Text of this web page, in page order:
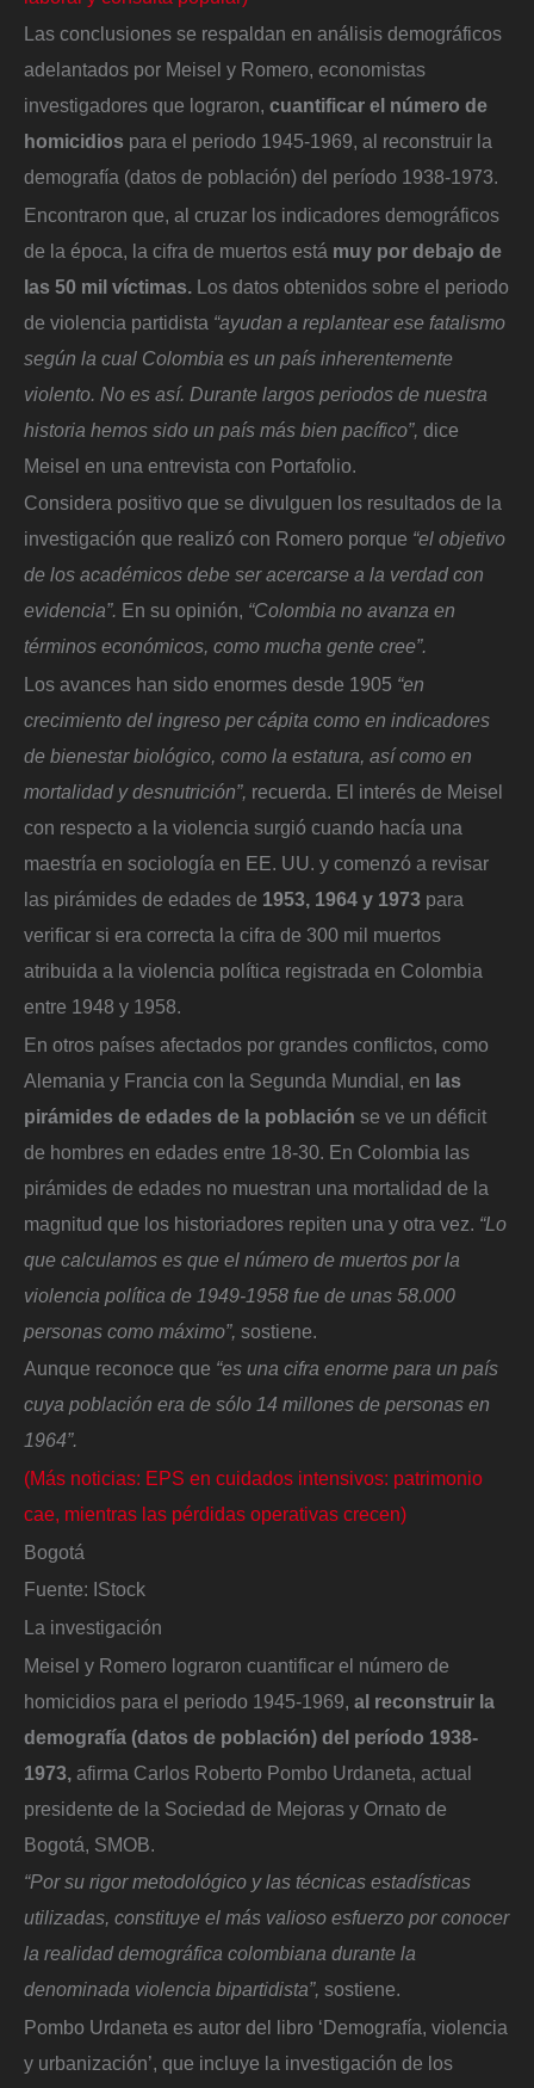
Las conclusiones se respaldan en análisis demográficos
adelantados por Meisel y Romero, economistas
investigadores que lograron, cuantificar el número de
homicidios para el periodo 1945-1969, al reconstruir la
demografía (datos de población) del período 1938-1973.
Encontraron que, al cruzar los indicadores demográficos
de la época, la cifra de muertos está muy por debajo de
las 50 mil víctimas. Los datos obtenidos sobre el periodo
de violencia partidista “ayudan a replantear ese fatalismo
según la cual Colombia es un país inherentemente
violento. No es así. Durante largos periodos de nuestra
historia hemos sido un país más bien pacífico”, dice
Meisel en una entrevista con Portafolio.
Considera positivo que se divulguen los resultados de la
investigación que realizó con Romero porque “el objetivo
de los académicos debe ser acercarse a la verdad con
evidencia”. En su opinión, “Colombia no avanza en
términos económicos, como mucha gente cree”.
Los avances han sido enormes desde 1905 “en
crecimiento del ingreso per cápita como en indicadores
de bienestar biológico, como la estatura, así como en
mortalidad y desnutrición”, recuerda. El interés de Meisel
con respecto a la violencia surgió cuando hacía una
maestría en sociología en EE. UU. y comenzó a revisar
las pirámides de edades de 1953, 1964 y 1973 para
verificar si era correcta la cifra de 300 mil muertos
atribuida a la violencia política registrada en Colombia
entre 1948 y 1958.
En otros países afectados por grandes conflictos, como
Alemania y Francia con la Segunda Mundial, en las
pirámides de edades de la población se ve un déficit
de hombres en edades entre 18-30. En Colombia las
pirámides de edades no muestran una mortalidad de la
magnitud que los historiadores repiten una y otra vez. “Lo
que calculamos es que el número de muertos por la
violencia política de 1949-1958 fue de unas 58.000
personas como máximo”, sostiene.
Aunque reconoce que “es una cifra enorme para un país
cuya población era de sólo 14 millones de personas en
1964”.
(Más noticias: EPS en cuidados intensivos: patrimonio
cae, mientras las pérdidas operativas crecen)
Bogotá
Fuente: IStock
La investigación
Meisel y Romero lograron cuantificar el número de
homicidios para el periodo 1945-1969, al reconstruir la
demografía (datos de población) del período 1938-
1973, afirma Carlos Roberto Pombo Urdaneta, actual
presidente de la Sociedad de Mejoras y Ornato de
Bogotá, SMOB.
“Por su rigor metodológico y las técnicas estadísticas
utilizadas, constituye el más valioso esfuerzo por conocer
la realidad demográfica colombiana durante la
denominada violencia bipartidista”, sostiene.
Pombo Urdaneta es autor del libro ‘Demografía, violencia
y urbanización’, que incluye la investigación de los